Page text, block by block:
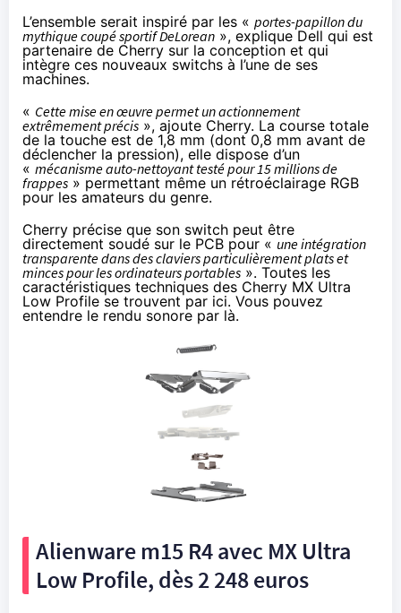
L’ensemble serait inspiré par les « portes-papillon du
mythique coupé sportif DeLorean », explique Dell qui est
partenaire de Cherry sur la conception et qui
intègre ces nouveaux switchs à l’une de ses
machines.
« Cette mise en œuvre permet un actionnement
extrêmement précis », ajoute Cherry. La course totale
de la touche est de 1,8 mm (dont 0,8 mm avant de
déclencher la pression), elle dispose d’un
« mécanisme auto-nettoyant testé pour 15 millions de
frappes » permettant même un rétroéclairage RGB
pour les amateurs du genre.
Cherry précise que son switch peut être
directement soudé sur le PCB pour « une intégration
transparente dans des claviers particulièrement plats et
minces pour les ordinateurs portables ». Toutes les
caractéristiques techniques des Cherry MX Ultra
Low Profile se trouventpar ici. Vous pouvez
entendre le rendu sonore par là.
Alienware m15 R4 avec MX Ultra
Low Profile, dès 2 248 euros